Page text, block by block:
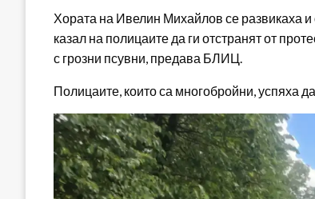
Хората на Ивелин Михайлов се развикаха
казал на полицаите да ги отстранят от
с грозни псувни, предава БЛИЦ.
Полицаите, които са многобройни, успяха